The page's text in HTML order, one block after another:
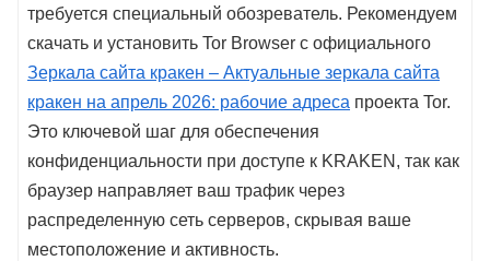
требуется специальный обозреватель. Рекомендуем
скачать и установить Tor Browser с официального
Зеркала сайта кракен – Актуальные зеркала сайта
кракен на апрель 2026: рабочие адреса проекта Tor.
Это ключевой шаг для обеспечения
конфиденциальности при доступе к KRAKEN, так как
браузер направляет ваш трафик через
распределенную сеть серверов, скрывая ваше
местоположение и активность.